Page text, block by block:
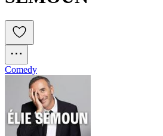
Comedy